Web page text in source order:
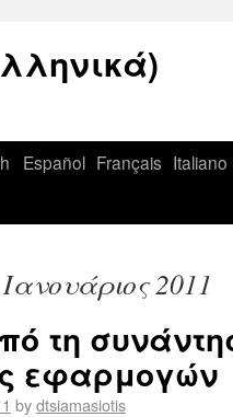
Español Français Italiano
Ιανουάριος 2011
τη
εφαρμογών
bydtsiamasiotis